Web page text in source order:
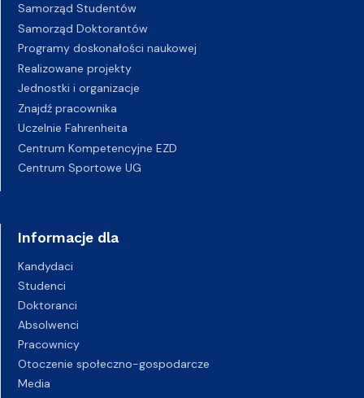
Samorząd Studentów
Samorząd Doktorantów
Programy doskonałości naukowej
Realizowane projekty
Jednostki i organizacje
Znajdź pracownika
Uczelnie Fahrenheita
Centrum Kompetencyjne EZD
Centrum Sportowe UG
Informacje dla
Kandydaci
Studenci
Doktoranci
Absolwenci
Pracownicy
Otoczenie społeczno-gospodarcze
Media